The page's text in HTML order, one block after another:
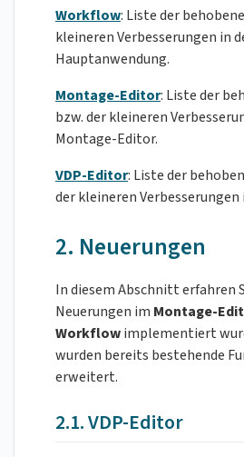
Workflow: Liste der
kleineren Verbesserungen in
Hauptanwendung.
Montage-Editor: Liste der
bzw. der kleineren
Montage-Editor.
VDP-Editor: Liste der
der kleineren Verbesserungen
2. Neuerungen
In diesem Abschnitt erfahren
Neuerungen im Montage-
Workflowimplementiert
wurden bereits bestehende
erweitert.
2.1. VDP-Editor